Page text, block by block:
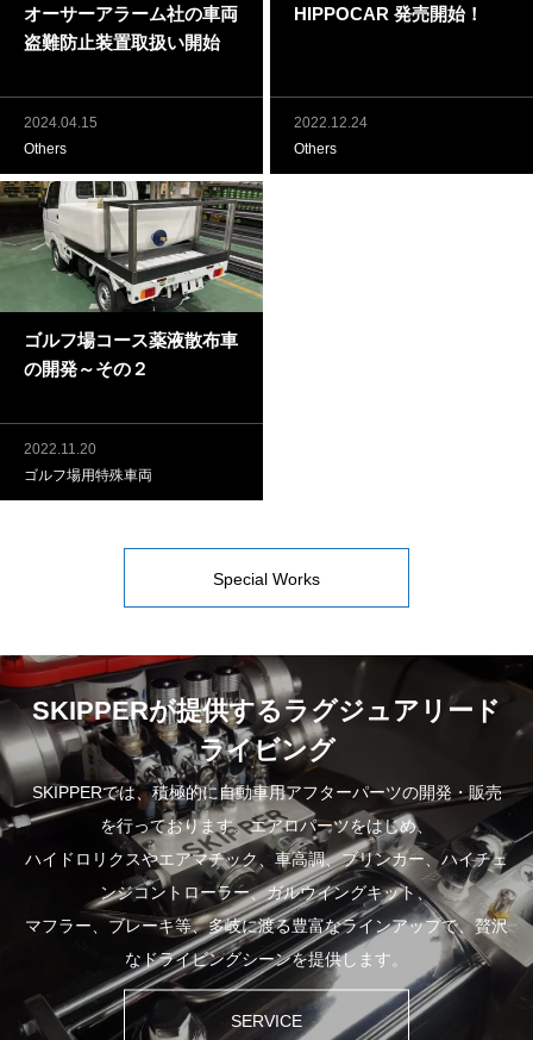
オーサーアラーム社の車両
盗難防止装置取扱い開始
2024.04.15
Others
HIPPOCAR 発売開始！
2022.12.24
Others
ゴルフ場コース薬液散布車
の開発～その２
2022.11.20
ゴルフ場用特殊車両
Special Works
SKIPPERが提供するラグジュアリード
ライビング
SKIPPERでは、積極的に自動車用アフターパーツの開発・販売
を行っております。エアロパーツをはじめ、
ハイドロリクスやエアマチック、車高調、ブリンカー、ハイチェ
ンジコントローラー、ガルウイングキット、
マフラー、ブレーキ等、多岐に渡る豊富なラインアップで、贅沢
なドライビングシーンを提供します。
SERVICE